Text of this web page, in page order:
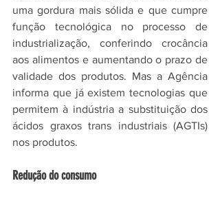
uma gordura mais sólida e que cumpre
função tecnológica no processo de
industrialização, conferindo crocância
aos alimentos e aumentando o prazo de
validade dos produtos. Mas a Agência
informa que já existem tecnologias que
permitem à indústria a substituição dos
ácidos graxos trans industriais (AGTIs)
nos produtos.
Redução do consumo